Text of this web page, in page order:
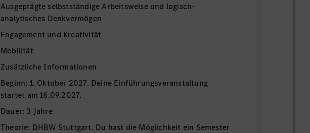
Ausgeprägte selbstständige Arbeitsweise und logisch-
analytisches Denkvermögen
Engagement und Kreativität
Mobilität
Zusätzliche Informationen
Beginn: 1. Oktober 2027. Deine Einführungsveranstaltung
startet am 16.09.2027.
Dauer: 3 Jahre
Theorie: DHBW Stuttgart. Du hast die Möglichkeit ein Semester